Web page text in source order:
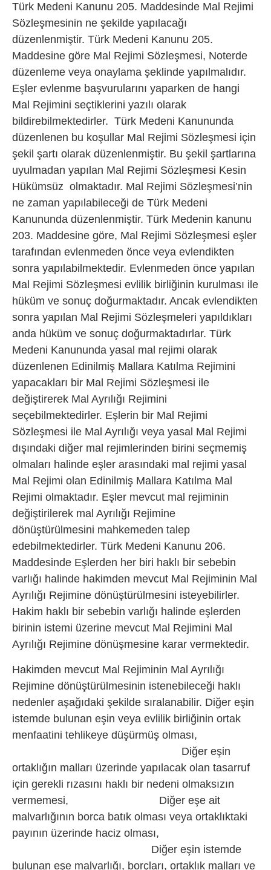
Türk Medeni Kanunu 205. Maddesinde Mal Rejimi
Sözleşmesinin ne şekilde yapılacağı
düzenlenmiştir. Türk Medeni Kanunu 205.
Maddesine göre Mal Rejimi Sözleşmesi, Noterde
düzenleme veya onaylama şeklinde yapılmalıdır.
Eşler evlenme başvurularını yaparken de hangi
Mal Rejimini seçtiklerini yazılı olarak
bildirebilmektedirler. Türk Medeni Kanununda
düzenlenen bu koşullar Mal Rejimi Sözleşmesi için
şekil şartı olarak düzenlenmiştir. Bu şekil şartlarına
uyulmadan yapılan Mal Rejimi Sözleşmesi Kesin
Hükümsüz olmaktadır. Mal Rejimi Sözleşmesi’nin
ne zaman yapılabileceği de Türk Medeni
Kanununda düzenlenmiştir. Türk Medenin kanunu
203. Maddesine göre, Mal Rejimi Sözleşmesi eşler
tarafından evlenmeden önce veya evlendikten
sonra yapılabilmektedir. Evlenmeden önce yapılan
Mal Rejimi Sözleşmesi evlilik birliğinin kurulması ile
hüküm ve sonuç doğurmaktadır. Ancak evlendikten
sonra yapılan Mal Rejimi Sözleşmeleri yapıldıkları
anda hüküm ve sonuç doğurmaktadırlar. Türk
Medeni Kanununda yasal mal rejimi olarak
düzenlenen Edinilmiş Mallara Katılma Rejimini
yapacakları bir Mal Rejimi Sözleşmesi ile
değiştirerek Mal Ayrılığı Rejimini
seçebilmektedirler. Eşlerin bir Mal Rejimi
Sözleşmesi ile Mal Ayrılığı veya yasal Mal Rejimi
dışındaki diğer mal rejimlerinden birini seçmemiş
olmaları halinde eşler arasındaki mal rejimi yasal
Mal Rejimi olan Edinilmiş Mallara Katılma Mal
Rejimi olmaktadır. Eşler mevcut mal rejiminin
değiştirilerek mal Ayrılığı Rejimine
dönüştürülmesini mahkemeden talep
edebilmektedirler. Türk Medeni Kanunu 206.
Maddesinde Eşlerden her biri haklı bir sebebin
varlığı halinde hakimden mevcut Mal Rejiminin Mal
Ayrılığı Rejimine dönüştürülmesini isteyebilirler.
Hakim haklı bir sebebin varlığı halinde eşlerden
birinin istemi üzerine mevcut Mal Rejimini Mal
Ayrılığı Rejimine dönüşmesine karar vermektedir.
Hakimden mevcut Mal Rejiminin Mal Ayrılığı
Rejimine dönüştürülmesinin istenebileceği haklı
nedenler aşağıdaki şekilde sıralanabilir. Diğer eşin
istemde bulunan eşin veya evlilik birliğinin ortak
menfaatini tehlikeye düşürmüş olması,
Diğer eşin
ortaklığın malları üzerinde yapılacak olan tasarruf
için gerekli rızasını haklı bir nedeni olmaksızın
vermemesi, Diğer eşe ait
malvarlığının borca batık olması veya ortaklıktaki
payının üzerinde haciz olması,
Diğer eşin istemde
bulunan eşe malvarlığı, borçları, ortaklık malları ve